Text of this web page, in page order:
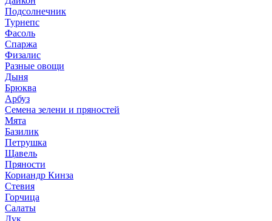
Подсолнечник
Турнепс
Фасоль
Спаржа
Физалис
Разные овощи
Дыня
Брюква
Арбуз
Семена зелени и пряностей
Мята
Базилик
Петрушка
Щавель
Пряности
Кориандр Кинза
Стевия
Горчица
Салаты
Лук